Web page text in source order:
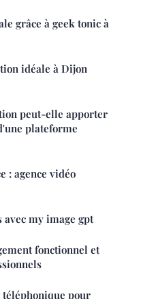
grâce à geek tonic à
idéale à Dijon
peut-elle apporter
plateforme
: agence vidéo
avec my image gpt
fonctionnel et
pour